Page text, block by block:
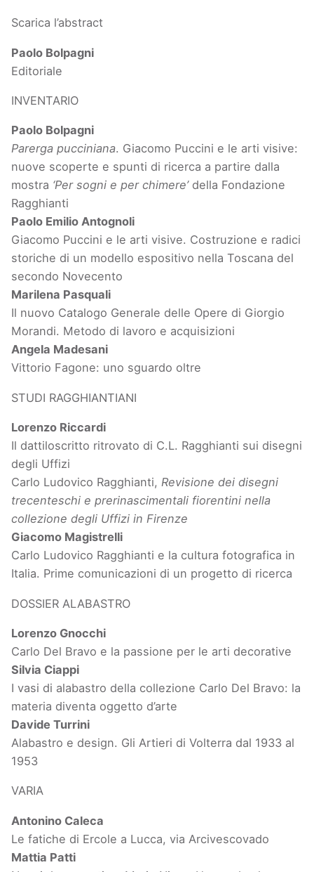
Scarica l’abstract
Paolo Bolpagni
Editoriale
INVENTARIO
Paolo Bolpagni
Parerga pucciniana. Giacomo Puccini e le arti visive:
nuove scoperte e spunti di ricerca a partire dalla
mostra ‘Per sogni e per chimere’ della Fondazione
Ragghianti
Paolo Emilio Antognoli
Giacomo Puccini e le arti visive. Costruzione e radici
storiche di un modello espositivo nella Toscana del
secondo Novecento
Marilena Pasquali
Il nuovo Catalogo Generale delle Opere di Giorgio
Morandi. Metodo di lavoro e acquisizioni
Angela Madesani
Vittorio Fagone: uno sguardo oltre
STUDI RAGGHIANTIANI
Lorenzo Riccardi
Il dattiloscritto ritrovato di C.L. Ragghianti sui disegni
degli Uffizi
Carlo Ludovico Ragghianti, Revisione dei disegni
trecenteschi e prerinascimentali fiorentini nella
collezione degli Uffizi in Firenze
Giacomo Magistrelli
Carlo Ludovico Ragghianti e la cultura fotografica in
Italia. Prime comunicazioni di un progetto di ricerca
DOSSIER ALABASTRO
Lorenzo Gnocchi
Carlo Del Bravo e la passione per le arti decorative
Silvia Ciappi
I vasi di alabastro della collezione Carlo Del Bravo: la
materia diventa oggetto d’arte
Davide Turrini
Alabastro e design. Gli Artieri di Volterra dal 1933 al
1953
VARIA
Antonino Caleca
Le fatiche di Ercole a Lucca, via Arcivescovado
Mattia Patti